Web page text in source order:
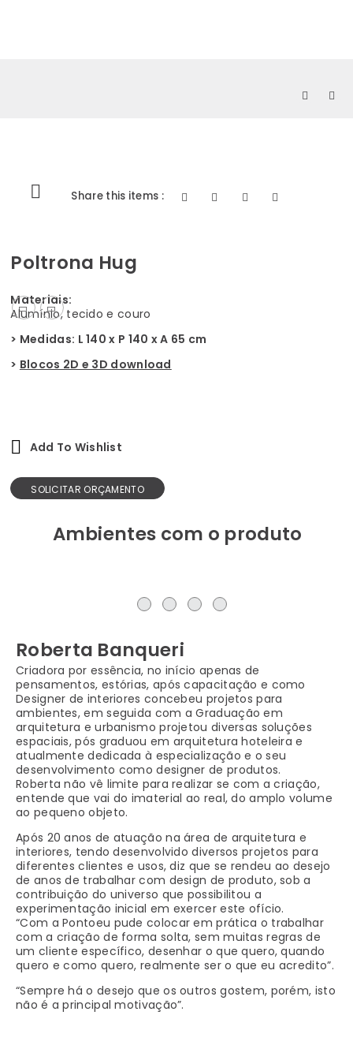
Share this items :
Poltrona Hug
Materiais:
Alumínio, tecido e couro
> Medidas: L 140 x P 140 x A 65 cm
> Blocos 2D e 3D download
Add To Wishlist
SOLICITAR ORÇAMENTO
Ambientes com o produto
Roberta Banqueri
Criadora por essência, no início apenas de
pensamentos, estórias, após capacitação e como
Designer de interiores concebeu projetos para
ambientes, em seguida com a Graduação em
arquitetura e urbanismo projetou diversas soluções
espaciais, pós graduou em arquitetura hoteleira e
atualmente dedicada à especialização e o seu
desenvolvimento como designer de produtos.
Roberta não vê limite para realizar se com a criação,
entende que vai do imaterial ao real, do amplo volume
ao pequeno objeto.
Após 20 anos de atuação na área de arquitetura e
interiores, tendo desenvolvido diversos projetos para
diferentes clientes e usos, diz que se rendeu ao desejo
de anos de trabalhar com design de produto, sob a
contribuição do universo que possibilitou a
experimentação inicial em exercer este ofício.
“Com a Pontoeu pude colocar em prática o trabalhar
com a criação de forma solta, sem muitas regras de
um cliente específico, desenhar o que quero, quando
quero e como quero, realmente ser o que eu acredito”.
“Sempre há o desejo que os outros gostem, porém, isto
não é a principal motivação”.